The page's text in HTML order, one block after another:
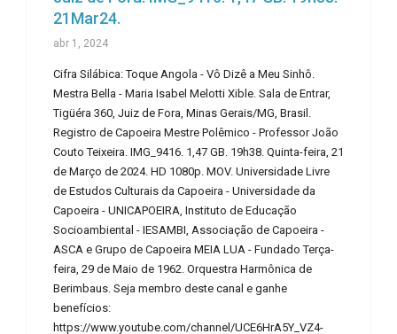
21Mar24.
abr 1, 2024
Cifra Silábica: Toque Angola - Vô Dizê a Meu Sinhô.
Mestra Bella - Maria Isabel Melotti Xible. Sala de Entrar,
Tigüéra 360, Juiz de Fora, Minas Gerais/MG, Brasil.
Registro de Capoeira Mestre Polêmico - Professor João
Couto Teixeira. IMG_9416. 1,47 GB. 19h38. Quinta-feira, 21
de Março de 2024. HD 1080p. MOV. Universidade Livre
de Estudos Culturais da Capoeira - Universidade da
Capoeira - UNICAPOEIRA, Instituto de Educação
Socioambiental - IESAMBI, Associação de Capoeira -
ASCA e Grupo de Capoeira MEIA LUA - Fundado Terça-
feira, 29 de Maio de 1962. Orquestra Harmônica de
Berimbaus. Seja membro deste canal e ganhe
benefícios:
https://www.youtube.com/channel/UCE6HrA5Y_VZ4-